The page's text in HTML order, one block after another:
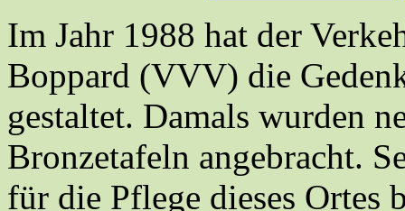
Im Jahr 1988 hat der
Boppard (VVV) die
gestaltet. Damals wurden
Bronzetafeln angebracht.
für die Pflege dieses Ortes